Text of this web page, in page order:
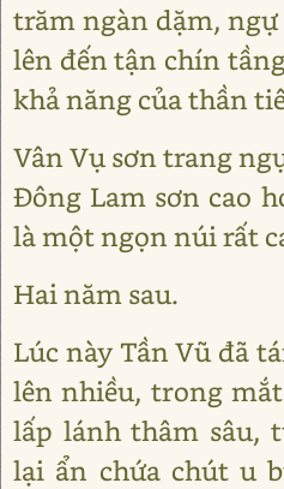
trăm ngàn dặm,
lên đến tận chín
khả năng của thần
Vân Vụ sơn trang
Đông Lam sơn cao
là một ngọn núi rất
Hai năm sau.
Lúc này Tần Vũ đã
lên nhiều, trong
lấp lánh thâm sâu,
lại ẩn chứa chút u